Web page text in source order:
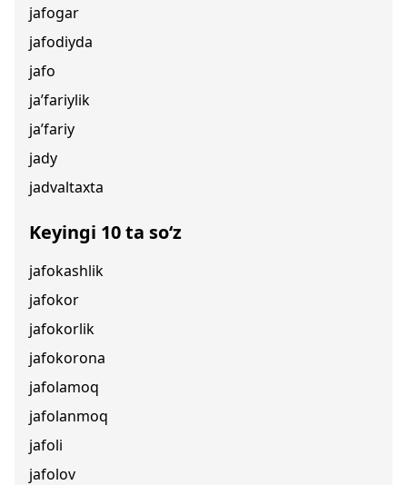
jafogar
jafodiyda
jafo
ja’fariylik
ja’fariy
jady
jadvaltaxta
Keyingi 10 ta so‘z
jafokashlik
jafokor
jafokorlik
jafokorona
jafolamoq
jafolanmoq
jafoli
jafolov